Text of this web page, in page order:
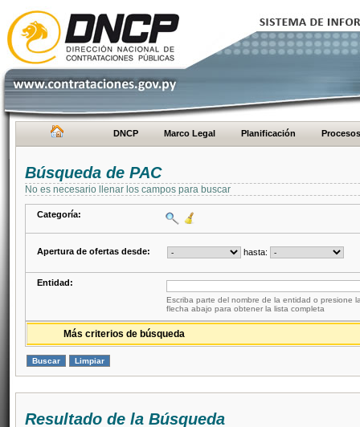
DNCP Marco Legal Planificación Procesos
Búsqueda de PAC
No es necesario llenar los campos para buscar
Categoría:
Apertura de ofertas desde: hasta:
Entidad:
Escriba parte del nombre de la entidad o presione
flecha abajo para obtener la lista completa
Más criterios de búsqueda
Resultado de la Búsqueda